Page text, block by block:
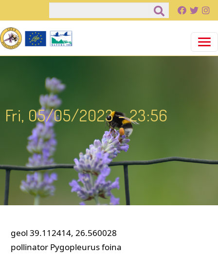
Παράκαμψη προς το κυρίως περιεχόμενο
Fri, 05/05/2023 - 23:56
geol 39.112414, 26.560028
pollinator Pygopleurus foina